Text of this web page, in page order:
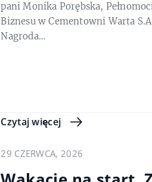
pani Monika Porębska,
Biznesu w Cementowni Warta
Nagroda…
Czytaj więcej
29 CZERWCA, 2026